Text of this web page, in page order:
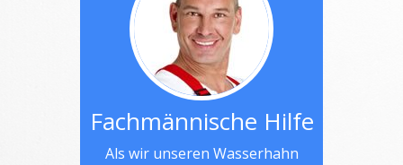
Fachmännische Hilfe
Als wir unseren Wasserhahn